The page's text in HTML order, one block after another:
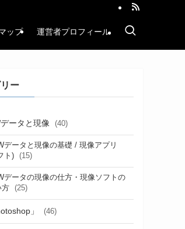
ップ 運営者プロフィール
ー
ータと現像 (40)
データと現像の基礎 / 現像アプリ
ト)
(15)
データの現像の仕方・現像ソフトの
方
(25)
」 (46)